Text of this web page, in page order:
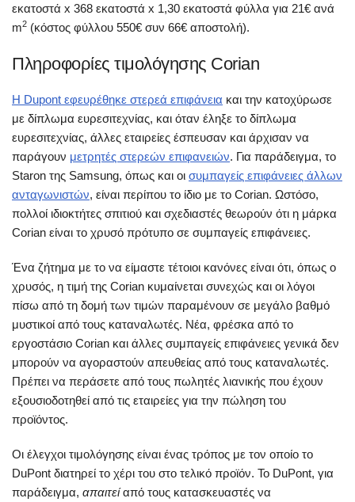
εκατοστά x 368 εκατοστά x 1,30 εκατοστά φύλλα για 21€ ανά
m2 (κόστος φύλλου 550€ συν 66€ αποστολή).
Πληροφορίες τιμολόγησης Corian
Η Dupont εφευρέθηκε στερεά επιφάνεια και την κατοχύρωσε
με δίπλωμα ευρεσιτεχνίας, και όταν έληξε το δίπλωμα
ευρεσιτεχνίας, άλλες εταιρείες έσπευσαν και άρχισαν να
παράγουν μετρητές στερεών επιφανειών. Για παράδειγμα, το
Staron της Samsung, όπως και οι συμπαγείς επιφάνειες άλλων
ανταγωνιστών, είναι περίπου το ίδιο με το Corian. Ωστόσο,
πολλοί ιδιοκτήτες σπιτιού και σχεδιαστές θεωρούν ότι η μάρκα
Corian είναι το χρυσό πρότυπο σε συμπαγείς επιφάνειες.
Ένα ζήτημα με το να είμαστε τέτοιοι κανόνες είναι ότι, όπως ο
χρυσός, η τιμή της Corian κυμαίνεται συνεχώς και οι λόγοι
πίσω από τη δομή των τιμών παραμένουν σε μεγάλο βαθμό
μυστικοί από τους καταναλωτές. Νέα, φρέσκα από το
εργοστάσιο Corian και άλλες συμπαγείς επιφάνειες γενικά δεν
μπορούν να αγοραστούν απευθείας από τους καταναλωτές.
Πρέπει να περάσετε από τους πωλητές λιανικής που έχουν
εξουσιοδοτηθεί από τις εταιρείες για την πώληση του
προϊόντος.
Οι έλεγχοι τιμολόγησης είναι ένας τρόπος με τον οποίο το
DuPont διατηρεί το χέρι του στο τελικό προϊόν. Το DuPont, για
παράδειγμα, απαιτείαπό τους κατασκευαστές να